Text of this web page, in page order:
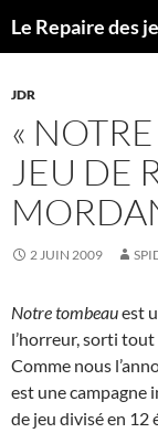
Le Repaire des
CONTENU
JDR
«
JEU DE
2 JUIN 2009
Notre tombeauest
l’horreur, sorti
Comme nous
est une campagne
de jeu divisé en 12